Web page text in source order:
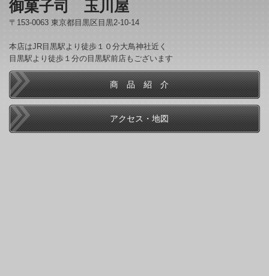
御菓子司 玉川屋
〒153-0063 東京都目黒区目黒2-10-14
本店はJR目黒駅より徒歩１０分大鳥神社近く
目黒駅より徒歩１分の目黒駅前店もございます
商 品 紹 介
アクセス・地図